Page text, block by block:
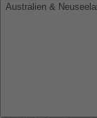
Australien &